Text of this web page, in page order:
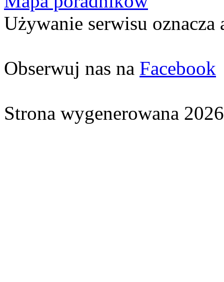
Używanie serwisu oznacza
Obserwuj nas na Facebook
Strona wygenerowana